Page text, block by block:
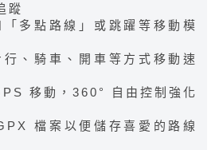
蹤
多點路線」或跳躍等移動模
、騎車、開車等方式移動速
移動，360° 自由控制強化
檔案以便儲存喜愛的路線